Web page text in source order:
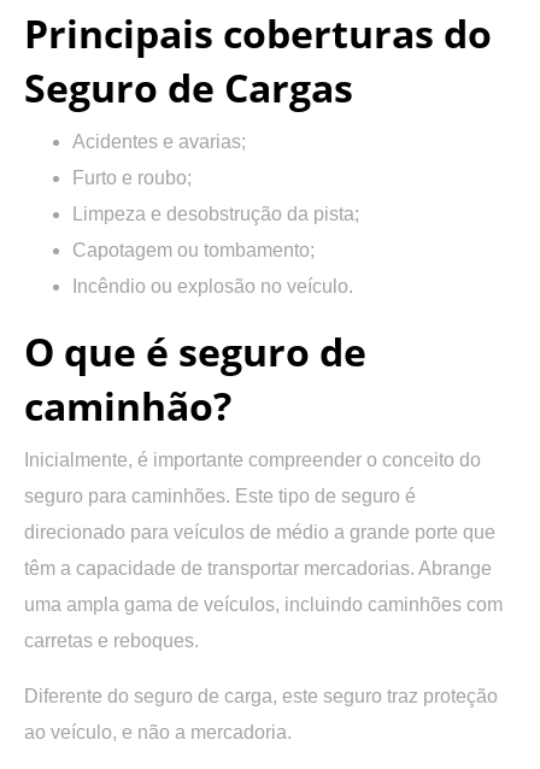
Principais coberturas do
Seguro de Cargas
Acidentes e avarias;
Furto e roubo;
Limpeza e desobstrução da pista;
Capotagem ou tombamento;
Incêndio ou explosão no veículo.
O que é seguro de
caminhão?
Inicialmente, é importante compreender o conceito do
seguro para caminhões. Este tipo de seguro é
direcionado para veículos de médio a grande porte que
têm a capacidade de transportar mercadorias. Abrange
uma ampla gama de veículos, incluindo caminhões com
carretas e reboques.
Diferente do seguro de carga, este seguro traz proteção
ao veículo, e não a mercadoria.